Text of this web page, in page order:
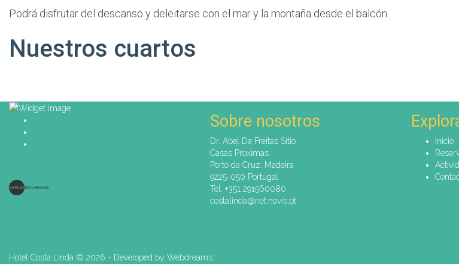
Podrá disfrutar del descanso y deleitarse con el mar y la montaña desde el balcón.
Nuestros cuartos
Sobre nosotros
Dr. Abel De Freitas Sitio
Casas Proximas
Porto da Cruz, Madeira
9225-050 Portugal
Tel. +351 291560080
costalinda@net.novis.pt
Inicio
Hotel Costa Linda © 2026 - Developed by Webdreams